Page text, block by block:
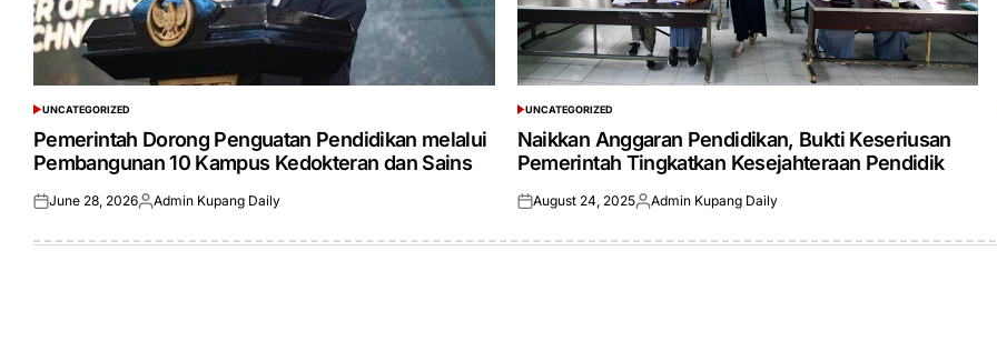
POSTED
IN
UNCATEGORIZED
Pemerintah Dorong Penguatan Pendidikan melalui
Pembangunan 10 Kampus Kedokteran dan Sains
Posted
June 28, 2026Posted
Admin Kupang Daily
POSTED
IN
UNCATEGORIZED
Naikkan Anggaran Pendidikan, Bukti Keseriusan
Pemerintah Tingkatkan Kesejahteraan Pendidik
Posted
August 24, 2025Posted
Admin Kupang Daily